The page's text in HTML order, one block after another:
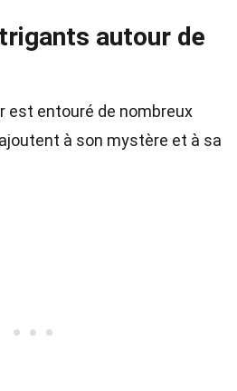
autour de
est entouré de nombreux
à son mystère et à sa